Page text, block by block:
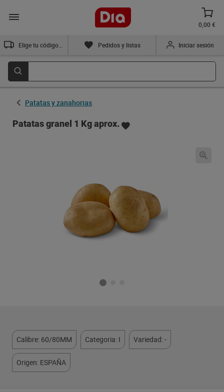
0,00 €
Pedidos y listas Iniciar sesión
Patatas y zanahorias
Patatas granel 1 Kg aprox.
Calibre: 60/80MM Categoria: I Variedad: -
Origen: ESPAÑA